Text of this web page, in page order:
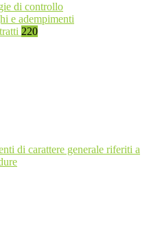
di controllo
e adempimenti
220
di carattere generale riferiti a